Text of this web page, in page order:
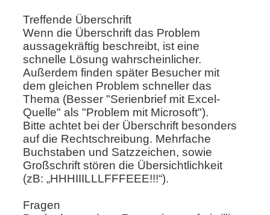
Treffende Überschrift
Wenn die Überschrift das Problem
aussagekräftig beschreibt, ist eine
schnelle Lösung wahrscheinlicher.
Außerdem finden später Besucher mit
dem gleichen Problem schneller das
Thema (Besser "Serienbrief mit Excel-
Quelle" als "Problem mit Microsoft").
Bitte achtet bei der Überschrift besonders
auf die Rechtschreibung. Mehrfache
Buchstaben und Satzzeichen, sowie
Großschrift stören die Übersichtlichkeit
(zB: „HHHIIILLLFFFEEE!!!“).
Fragen